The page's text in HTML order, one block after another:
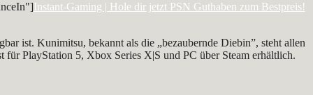
Instant-Gaming | Hole dir jetzt PSN Guthaben zum Bestpreis!
ist. Kunimitsu, bekannt als die „bezaubernde Diebin”, steht allen
für PlayStation 5, Xbox Series X|S und PC über Steam erhältlich.